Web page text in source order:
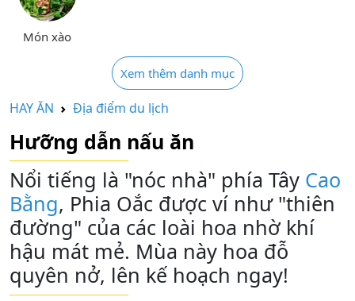
Món xào
Xem thêm danh mục
HAY ĂN Địa điểm du lịch
Hưỡng dẫn nấu ăn
Nổi tiếng là "nóc nhà" phía Tây Cao
Bằng, Phia Oắc được ví như "thiên
đường" của các loài hoa nhờ khí
hậu mát mẻ. Mùa này hoa đỗ
quyên nở, lên kế hoạch ngay!